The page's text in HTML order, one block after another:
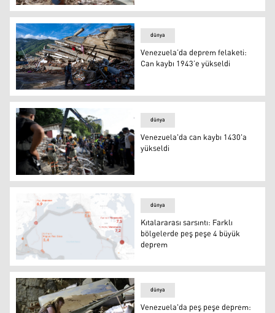
Venezuela'da deprem: 6'ncı günde gelen mucize
FOTO- Reuters
dünya
Venezuela’da deprem felaketi:
Can kaybı 1943’e yükseldi
Venezuela'da can kaybı 1430'a yükseldi
dünya
Venezuela'da can kaybı 1430'a
yükseldi
Kıtalararası sarsıntı: Farklı bölgelerde peş peşe 4
dünya
Kıtalararası sarsıntı: Farklı
bölgelerde peş peşe 4 büyük
deprem
dünya
Venezuela'da peş peşe deprem: